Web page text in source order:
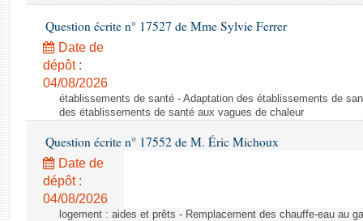
Question écrite n° 17527 de Mme Sylvie Ferrer
Date de
dépôt :
04/08/2026
établissements de santé - Adaptation des établissements de
des établissements de santé aux vagues de chaleur
Question écrite n° 17552 de M. Éric Michoux
Date de
dépôt :
04/08/2026
logement : aides et prêts - Remplacement des chauffe-eau au